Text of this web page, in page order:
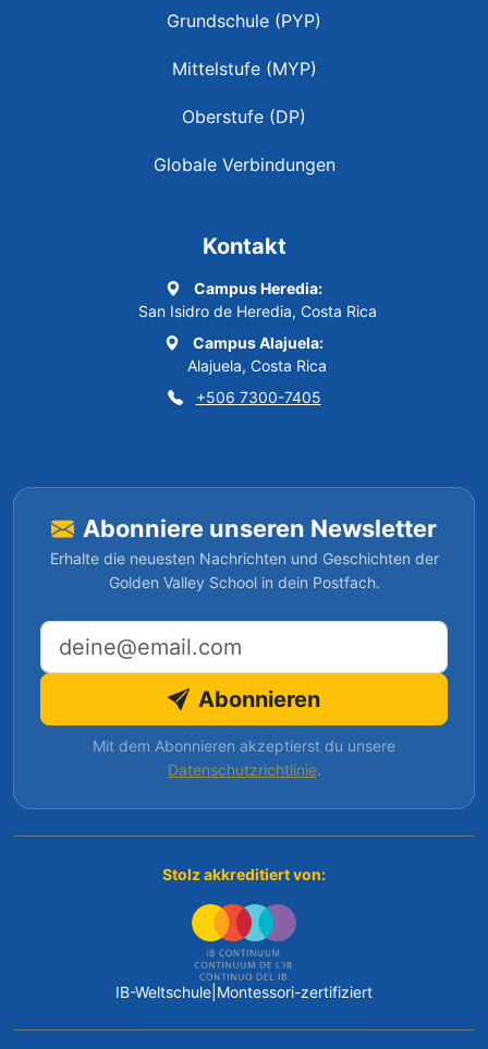
Grundschule (PYP)
Mittelstufe (MYP)
Oberstufe (DP)
Globale Verbindungen
Kontakt
Campus Heredia:
San Isidro de Heredia, Costa Rica
Campus Alajuela:
Alajuela, Costa Rica
+506 7300-7405
Abonniere unseren Newsletter
Erhalte die neuesten Nachrichten und Geschichten der
Golden Valley School in dein Postfach.
E-Mail-Adresse
Abonnieren
Mit dem Abonnieren akzeptierst du unsere
Datenschutzrichtlinie.
Stolz akkreditiert von:
IB-Weltschule Montessori-zertifiziert